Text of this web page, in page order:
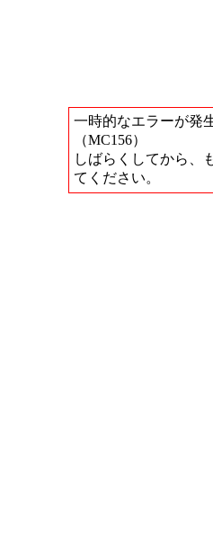
一時的なエラーが発
（MC156）
しばらくしてから、
てください。